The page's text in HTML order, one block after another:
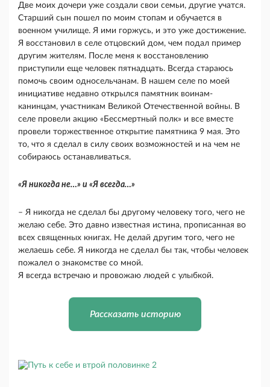
Две моих дочери уже создали свои семьи, другие учатся.
Старший сын пошел по моим стопам и обучается в
военном училище. Я ими горжусь, и это уже достижение.
Я восстановил в селе отцовский дом, чем подал пример
другим жителям. После меня к восстановлению
приступили еще человек пятнадцать. Всегда стараюсь
помочь своим односельчанам. В нашем селе по моей
инициативе недавно открылся памятник воинам-
канинцам, участникам Великой Отечественной войны. В
селе провели акцию «Бессмертный полк» и все вместе
провели торжественное открытие памятника 9 мая. Это
то, что я сделал в силу своих возможностей и на чем не
собираюсь останавливаться.
«Я никогда не…» и «Я всегда…»
– Я никогда не сделал бы другому человеку того, чего не
желаю себе. Это давно известная истина, прописанная во
всех священных книгах. Не делай другим того, чего не
желаешь себе. Я никогда не сделал бы так, чтобы человек
пожалел о знакомстве со мной.
Я всегда встречаю и провожаю людей с улыбкой.
Рассказать историю